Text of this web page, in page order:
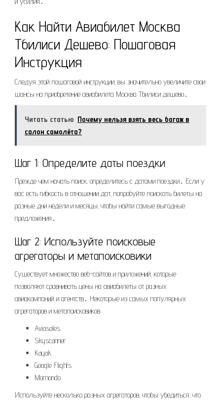
Как Найти Авиабилет Москва
Тбилиси Дешево: Пошаговая
Инструкция
Следуя этой пошаговой инструкции‚ вы значительно увеличите свои
шансы на приобретение авиабилета Москва Тбилиси дешево․
Читать статью Почему нельзя взять весь багаж в
салон самолёта?
Шаг 1: Определите даты поездки
Прежде чем начать поиск‚ определитесь с датами поездки․ Если у
вас есть гибкость в отношении дат‚ попробуйте поискать билеты на
разные дни недели и месяцы‚ чтобы найти самые выгодные
предложения․
Шаг 2: Используйте поисковые
агрегаторы и метапоисковики
Существует множество веб-сайтов и приложений‚ которые
позволяют сравнивать цены на авиабилеты от разных
авиакомпаний и агентств․ Некоторые из самых популярных
агрегаторов и метапоисковиков:
Aviasales
Skyscanner
Kayak
Google Flights
Momondo
Используйте несколько разных агрегаторов‚ чтобы убедиться‚ что